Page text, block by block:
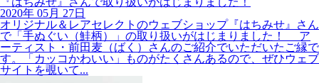
オリジナル＆レアセレクトのウェブショップ『はちみせ』さん
で「手ぬぐい（鮭柄）」の取り扱いがはじまりました！ ア
ーティスト・前田麦（ばく）さんのご紹介でいただいたご縁で
す。「カッコかわいい」ものがたくさんあるので、ぜひウェブ
サイトを覗いて...